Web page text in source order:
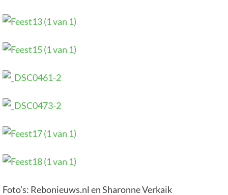
Foto’s: Rebonieuws.nl en Sharonne Verkaik